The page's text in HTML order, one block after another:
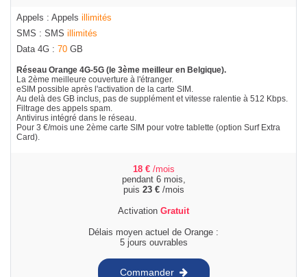
Appels : Appels illimités
SMS : SMS illimités
Data 4G : 70 GB
Réseau Orange 4G-5G (le 3ème meilleur en Belgique).
La 2ème meilleure couverture à l'étranger.
eSIM possible après l'activation de la carte SIM.
Au delà des GB inclus, pas de supplément et vitesse ralentie à 512 Kbps.
Filtrage des appels spam.
Antivirus intégré dans le réseau.
Pour 3 €/mois une 2ème carte SIM pour votre tablette (option Surf Extra
Card).
18 € /mois
pendant 6 mois,
puis 23 €/mois
Activation Gratuit
Délais moyen actuel de Orange :
5 jours ouvrables
Commander